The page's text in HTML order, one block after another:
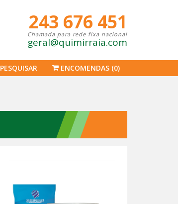
243 676 451
Chamada para rede fixa nacional
geral@quimirraia.com
PESQUISAR ENCOMENDAS (0)